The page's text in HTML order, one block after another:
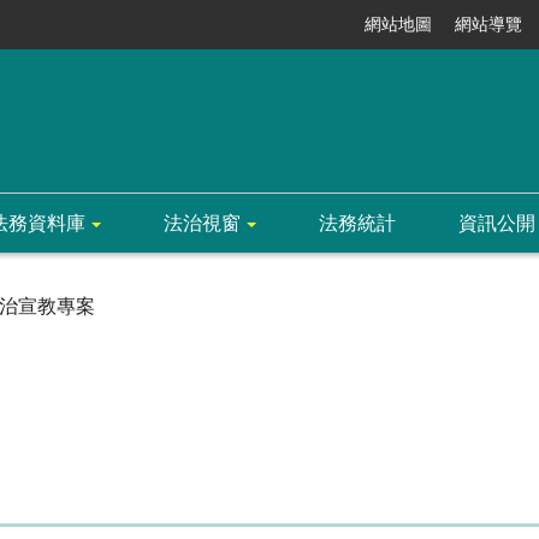
網站地圖 網站導覽
務資料庫 法治視窗 法務統計 資訊公開
宣教專案